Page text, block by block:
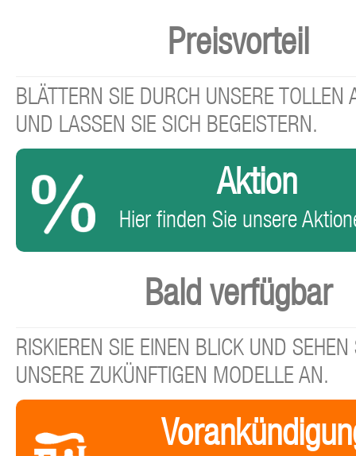
Preisvorteil
BLÄTTERN SIE DURCH UNSERE TOLLEN
UND LASSEN SIE SICH BEGEISTERN.
Aktion
Hier finden Sie unsere
Bald verfügbar
RISKIEREN SIE EINEN BLICK UND SEHEN
UNSERE ZUKÜNFTIGEN MODELLE AN.